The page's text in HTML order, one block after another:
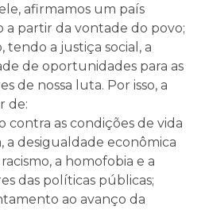
afirmamos um país
a partir da vontade do povo;
tendo a justiça social, a
de oportunidades para as
de nossa luta. Por isso, a
de:
contra as condições de vida
a desigualdade econômica
a homofobia e a
das políticas públicas;
ao avanço da